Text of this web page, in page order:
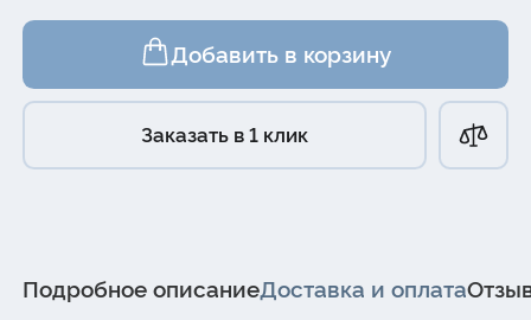
Добавить в корзину
Заказать в 1 клик
Подробное описаниеДоставка и оплата